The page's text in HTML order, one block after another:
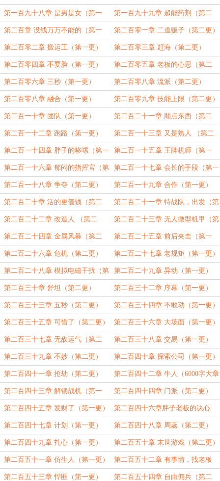
更） 更）
第一百九十八章 是男是女（第一
更）
第一百九十九章 超能药剂（第二
更）
第二百章 没钱万万不能的（第一
更）
第二百零一章 二道贩子（第二更）
第二百零二章 搬运工（第一更） 第二百零三章 赶海（第二更）
第二百零四章 不要脸（第一更） 第二百零五章 老板的心思（第二
更）
第二百零六章 三秒（第一更） 第二百零八章 流派（第二更）
第二百零八章 融合（第一更） 第二百零九章 技能上限（第二更）
第二百一十章 团队（第一更） 第二百二十一章 顺点东西（第二
更）
第二百一十二章 跑路（第一更） 第二百一十三章 又是熟人 （第二
更）
第二百一十四章 胖子的哆嗦（第一
更）
第二百一十五章 王牌机师（第一
更）
第二百一十六章 郁闷的指挥官（第
二更）
第二百一十七章 会长的手段（第一
更）
第二百一十八章 争夺（第二更） 第二百一十九章 合作（第一更）
第二百二十章 活的更值钱（第二
更）
第二百二十一章 特战队，出发（第
一更）
第二百二十二章 改造人 （第二
更）
第二百二十三章 无人微型机甲（第
一更）
第二百二十四章 金属风暴（第二
更）
第二百二十五章 前后夹击（第一
更）
第二百二十六章 危机（第二更） 第二百二十七章 老规矩（第一更）
第二百二十八章 模拟电磁干扰（第
二更）
第二百二十九章 异动（第一更）
第二百三十章 舒坦（第二更） 第二百三十二章 序幕（第一更）
第二百三十三章 五秒（第二更） 第二百三十四章 不敢动（第一更）
第二百三十五章 可惜了（第二更） 第二百三十六章 大场面（第一更）
第二百三十七章 无敌运气（第二
更）
第二百三十八章 交易（第一更）
第二百三十九章 不妙（第二更） 第二百四十章 探索公司（第一更）
第二百四十一章 抢劫（第二更） 第二百四十二章 牛人（6000字大章
节）
第二百四十三章 解锁战机（第一
更）
第二百四十四章 门派（第二更）
第二百四十五章 发财了（第一更） 第二百四十六章胖子老板的决心
（第二更）
第二百四十七章 计划（第一更） 第二百四十八章 周蕊（第二更）
第二百四十九章 扎心（第一更） 第二百五十章 末世游戏（第二更）
第二百五十一章 仿生人（第一更） 第二百五十二章 有事情，找老板
（第二更）
第二百五十三章 悍匪（第一更） 第二百五十四章 自由佣兵（第二